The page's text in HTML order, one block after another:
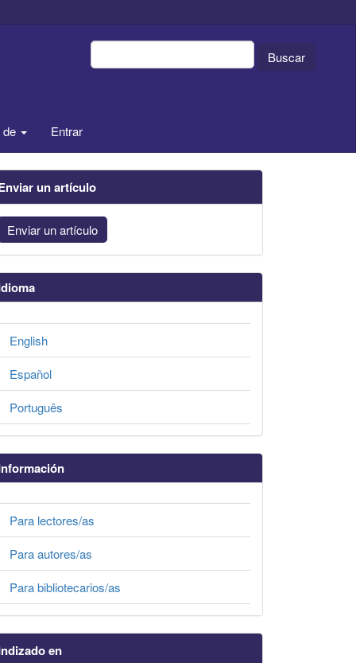
Buscar
Entrar
un artículo
Enviar un artículo
English
Español
Português
Para lectores/as
Para autores/as
Para bibliotecarios/as
en